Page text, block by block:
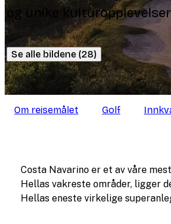
og unike
Se alle bildene (28)
Om reisemålet Golf
Costa Navarino er et av våre
Hellas vakreste områder, ligger
Hellas eneste virkelige